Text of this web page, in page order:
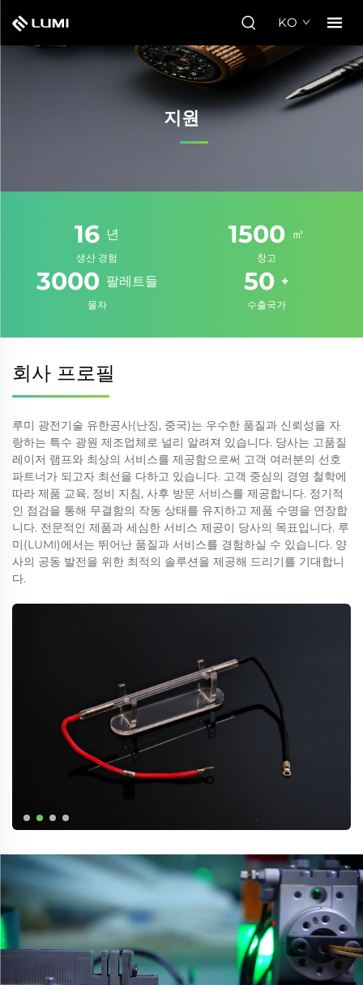
KO
지원
16 년
생산 경험
1500 ㎡
창고
3000 팔레트들
물자
50 +
수출국가
회사 프로필
루미 광전기술 유한공사(난징, 중국)는 우수한 품질과 신뢰성을 자
랑하는 특수 광원 제조업체로 널리 알려져 있습니다. 당사는 고품질
레이저 램프와 최상의 서비스를 제공함으로써 고객 여러분의 선호
파트너가 되고자 최선을 다하고 있습니다. 고객 중심의 경영 철학에
따라 제품 교육, 정비 지침, 사후 방문 서비스를 제공합니다. 정기적
인 점검을 통해 무결함의 작동 상태를 유지하고 제품 수명을 연장합
니다. 전문적인 제품과 세심한 서비스 제공이 당사의 목표입니다. 루
미(LUMI)에서는 뛰어난 품질과 서비스를 경험하실 수 있습니다. 양
사의 공동 발전을 위한 최적의 솔루션을 제공해 드리기를 기대합니
다.